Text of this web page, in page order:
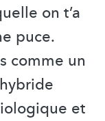
on t’a
puce.
comme un
et